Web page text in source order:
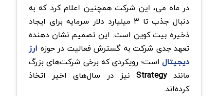
در ماه می، این شرکت همچنین اعلام کرد که به
دنبال جذب تا ۳ میلیارد دلار سرمایه برای ایجاد
ذخیره بیت کوین است. این تصمیم نشان‌ دهنده
تعهد جدی شرکت به گسترش فعالیت در حوزه ارز
دیجیتال است؛ رویکردی که برخی شرکت‌های بزرگ
مانندStrategy نیز در سال‌های اخیر اتخاذ
کرده‌اند.